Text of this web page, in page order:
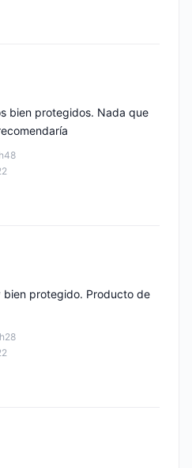
bien protegidos. Nada que
bien protegido. Producto de